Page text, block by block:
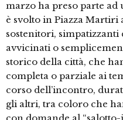
marzo ha preso parte
è svolto in Piazza Martiri
sostenitori, simpatizzanti
avvicinati o
storico della città, che
completa o parziale ai
corso dell’incontro,
gli altri, tra coloro che